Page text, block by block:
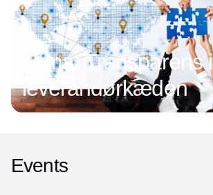
Tema: Transparens i
leverandørkæden
Events